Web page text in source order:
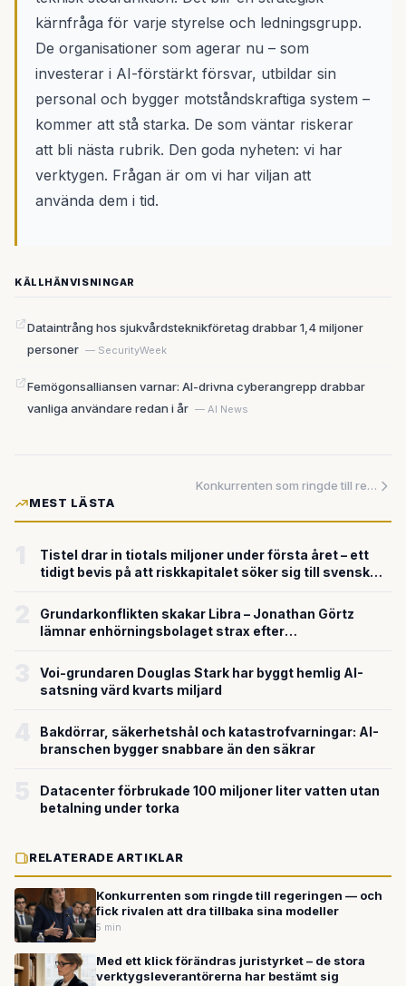
kärnfråga för varje styrelse och ledningsgrupp.
De organisationer som agerar nu – som
investerar i AI-förstärkt försvar, utbildar sin
personal och bygger motståndskraftiga system –
kommer att stå starka. De som väntar riskerar
att bli nästa rubrik. Den goda nyheten: vi har
verktygen. Frågan är om vi har viljan att
använda dem i tid.
KÄLLHÄNVISNINGAR
Dataintrång hos sjukvårdsteknikföretag drabbar 1,4 miljoner
personer — SecurityWeek
Femögonsalliansen varnar: AI-drivna cyberangrepp drabbar
vanliga användare redan i år — AI News
Konkurrenten som ringde till regeringen — och fick rivalen att dra tillbaka sina modeller
MEST LÄSTA
Tistel drar in tiotals miljoner under första året – ett
tidigt bevis på att riskkapitalet söker sig till svensk
Grundarkonflikten skakar Libra – Jonathan Görtz
lämnar enhörningsbolaget strax efter
Voi-grundaren Douglas Stark har byggt hemlig AI-
satsning värd kvarts miljard
Bakdörrar, säkerhetshål och katastrofvarningar: AI-
branschen bygger snabbare än den säkrar
Datacenter förbrukade 100 miljoner liter vatten utan
betalning under torka
RELATERADE ARTIKLAR
Konkurrenten som ringde till regeringen — och
fick rivalen att dra tillbaka sina modeller
5 min
Med ett klick förändras juristyrket – de stora
verktygsleverantörerna har bestämt sig